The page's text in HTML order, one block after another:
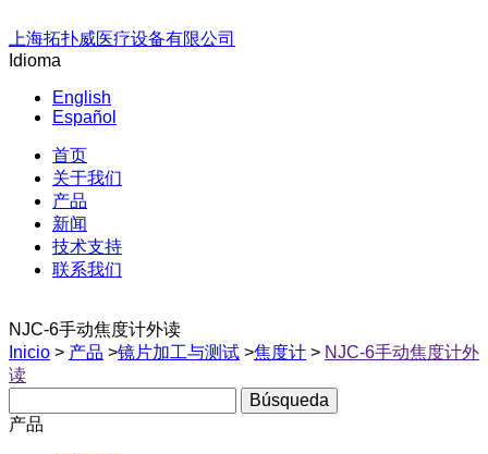
上海拓扑威医疗设备有限公司
Idioma
English
Español
首页
关于我们
产品
新闻
技术支持
联系我们
NJC-6手动焦度计外读
Inicio > 产品 >镜片加工与测试 >焦度计 > NJC-6手动焦度计外
读
产品